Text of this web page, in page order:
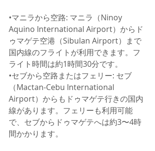
•マニラから空路: マニラ（Ninoy
Aquino International Airport）からド
ゥマゲテ空港（Sibulan Airport）まで
国内線のフライトが利用できます。フ
ライト時間は約1時間30分です。
•セブから空路またはフェリー: セブ
（Mactan-Cebu International
Airport）からもドゥマゲテ行きの国内
線があります。フェリーも利用可能
で、セブからドゥマゲテへは約3〜4時
間かかります。